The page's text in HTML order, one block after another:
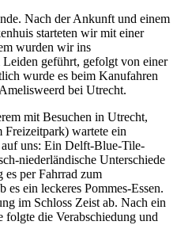
Nach der Ankunft und einem
starteten wir mit einer
wurden wir ins
geführt, gefolgt von einer
wurde es beim Kanufahren
bei Utrecht.
mit Besuchen in Utrecht,
Freizeitpark) wartete ein
auf uns: Ein Delft-Blue-Tile-
niederländische Unterschiede
es per Fahrrad zum
ein leckeres Pommes-Essen.
im Schloss Zeist ab. Nach ein
folgte die Verabschiedung und